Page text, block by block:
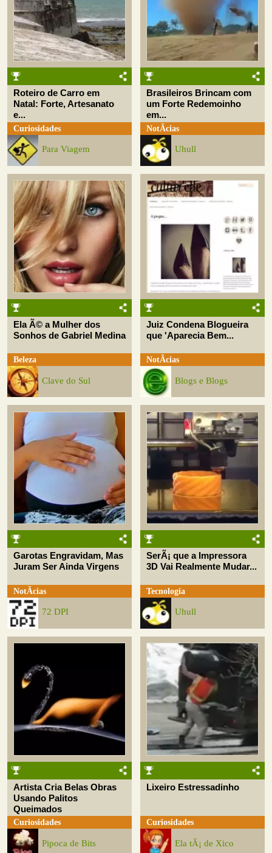
Roteiro de Carro em
Natal: Forte, Artesanato
e...
Curiosidades
Para Viagem
Brasileiros Brincam com
um Forte Redemoinho
em...
NotÃ­cias
Uhull
Ela Ã© a Mulher dos
Sonhos de Gabriel Medina
Beleza
Clave do Sul
Juiz Condena Blogueira
que 'Aparecia Bem...
NotÃ­cias
Blogs e Blogs
Garotas Engravidam, Mas
Juram Ser Ainda Virgens
NotÃ­cias
72 DPI
SerÃ¡ que a Impressora
3D Vai Realmente Mudar...
Tecnologia
Uhull
Artista Cria Belas Obras
Usando Palitos
Queimados
Curiosidades
Pipoca de Bits
Lixeiro Estressadinho
Curiosidades
Ela tÃ¡ de Xico